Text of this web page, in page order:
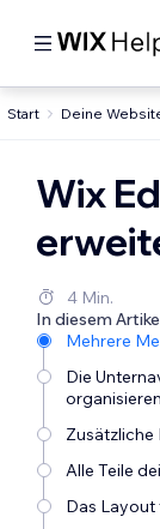
Start Deine
Wix
4 Min.
In diesem
Mehrere
Die
organisieren
Zusätzliche
Alle Teile
Das Layout